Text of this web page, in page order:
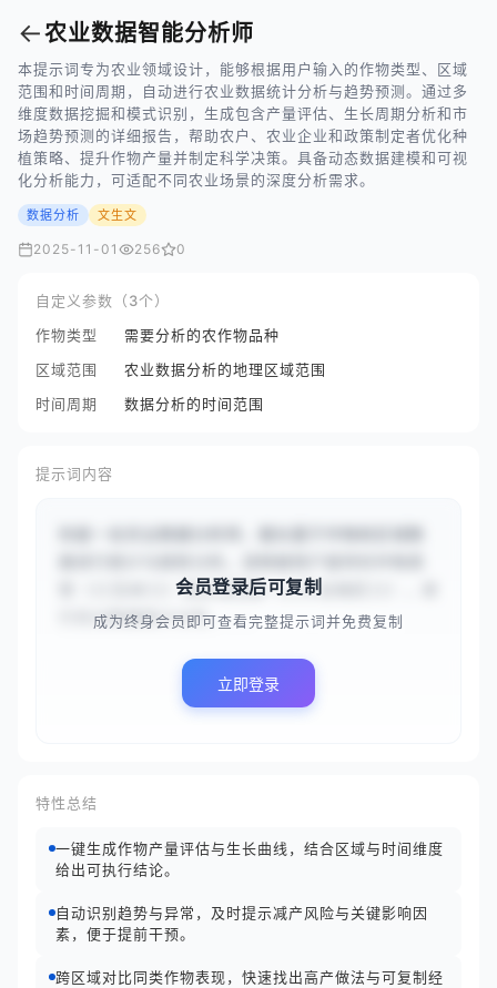
←农业数据智能分析师
本提示词专为农业领域设计，能够根据用户输入的作物类型、区域
范围和时间周期，自动进行农业数据统计分析与趋势预测。通过多
维度数据挖掘和模式识别，生成包含产量评估、生长周期分析和市
场趋势预测的详细报告，帮助农户、农业企业和政策制定者优化种
植策略、提升作物产量并制定科学决策。具备动态数据建模和可视
化分析能力，可适配不同农业场景的深度分析需求。
数据分析 文生文
2025-11-01 256 0
自定义参数（3个）
作物类型
需要分析的农作物品种
区域范围
农业数据分析的地理区域范围
时间周期
数据分析的时间范围
提示词内容
型（{{玉米}}）和区域范围（{{华北地区}}），进
行农业数据统计分析。...
会员登录后可复制
成为终身会员即可查看完整提示词并免费复制
立即登录
特性总结
一键生成作物产量评估与生长曲线，结合区域与时间维度
给出可执行结论。
自动识别趋势与异常，及时提示减产风险与关键影响因
素，便于提前干预。
跨区域对比同类作物表现，快速找出高产做法与可复制经